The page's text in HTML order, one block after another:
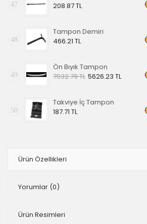
47
208.87 TL
48
Tampon Demiri
466.21 TL
49
Ön Bıyık Tampon
7032.79 TL 5626.23 TL
50
Takviye İç Tampon
187.71 TL
Ürün Özellikleri
Yorumlar (0)
Ürün Resimleri